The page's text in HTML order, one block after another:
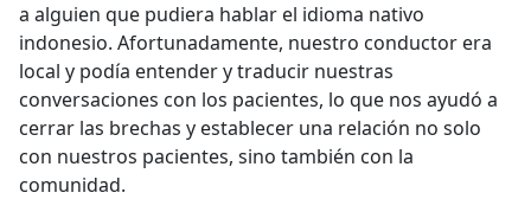
a alguien que pudiera hablar el idioma nativo
indonesio. Afortunadamente, nuestro conductor era
local y podía entender y traducir nuestras
conversaciones con los pacientes, lo que nos ayudó a
cerrar las brechas y establecer una relación no solo
con nuestros pacientes, sino también con la
comunidad.